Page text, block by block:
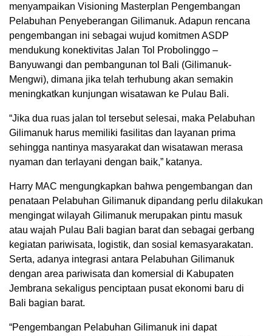
menyampaikan Visioning Masterplan Pengembangan
Pelabuhan Penyeberangan Gilimanuk. Adapun rencana
pengembangan ini sebagai wujud komitmen ASDP
mendukung konektivitas Jalan Tol Probolinggo –
Banyuwangi dan pembangunan tol Bali (Gilimanuk-
Mengwi), dimana jika telah terhubung akan semakin
meningkatkan kunjungan wisatawan ke Pulau Bali.
“Jika dua ruas jalan tol tersebut selesai, maka Pelabuhan
Gilimanuk harus memiliki fasilitas dan layanan prima
sehingga nantinya masyarakat dan wisatawan merasa
nyaman dan terlayani dengan baik,” katanya.
Harry MAC mengungkapkan bahwa pengembangan dan
penataan Pelabuhan Gilimanuk dipandang perlu dilakukan
mengingat wilayah Gilimanuk merupakan pintu masuk
atau wajah Pulau Bali bagian barat dan sebagai gerbang
kegiatan pariwisata, logistik, dan sosial kemasyarakatan.
Serta, adanya integrasi antara Pelabuhan Gilimanuk
dengan area pariwisata dan komersial di Kabupaten
Jembrana sekaligus penciptaan pusat ekonomi baru di
Bali bagian barat.
“Pengembangan Pelabuhan Gilimanuk ini dapat